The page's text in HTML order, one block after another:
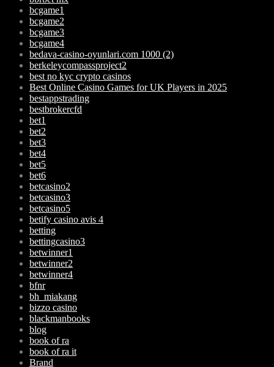
bcgame1
bcgame2
bcgame3
bcgame4
bedava-casino-oyunlari.com 1000 (2)
berkeleycompassproject2
best no kyc crypto casinos
Best Online Casino Games for UK Players in 2025
bestappstrading
bestbrokercfd
bet1
bet2
bet3
bet4
bet5
bet6
betcasino2
betcasino3
betcasino5
betify casino avis 4
betting
bettingcasino3
betwinner1
betwinner2
betwinner4
bfnr
bh_miakang
bizzo casino
blackmanbooks
blog
book of ra
book of ra it
Brand